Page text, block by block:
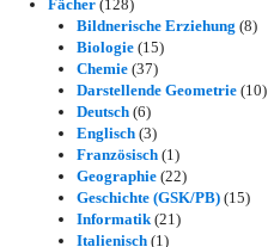
Fächer (128)
Bildnerische Erziehung (8)
Biologie (15)
Chemie (37)
Darstellende Geometrie (10)
Deutsch (6)
Englisch (3)
Französisch (1)
Geographie (22)
Geschichte (GSK/PB) (15)
Informatik(21)
Italienisch (1)